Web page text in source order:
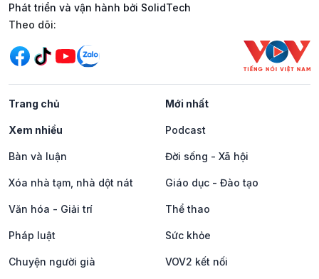
Phát triển và vận hành bởi SolidTech
Mạng xã hội
Theo dõi:
Trang chủ Mới nhất
Xem nhiều Podcast
Bàn và luận Đời sống - Xã hội
Xóa nhà tạm, nhà dột nát Giáo dục - Đào tạo
Văn hóa - Giải trí Thể thao
Pháp luật Sức khỏe
Chuyện người già VOV2 kết nối